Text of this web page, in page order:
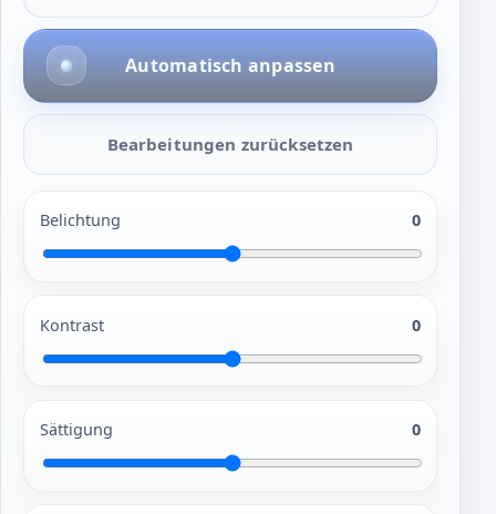
Automatisch anpassen
Bearbeitungen zurücksetzen
Belichtung 0
Kontrast 0
Sättigung 0